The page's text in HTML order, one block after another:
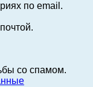
по email.
со спамом.